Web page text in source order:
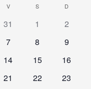
VVENDREDIS D
31 1
2
7 8
9
14 15
16
21 22
23